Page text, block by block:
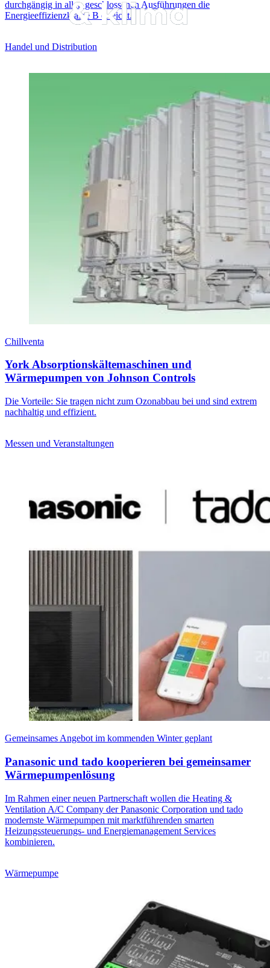
durchgängig in allen geschlossenen Ausführungen die
Energieeffizienzklasse B erreicht.
Handel und Distribution
Chillventa
York Absorptionskältemaschinen und
Wärmepumpen von Johnson Controls
Die Vorteile: Sie tragen nicht zum Ozonabbau bei und sind extrem
nachhaltig und effizient.
Messen und Veranstaltungen
Gemeinsames Angebot im kommenden Winter geplant
Panasonic und tado kooperieren bei gemeinsamer
Wärmepumpenlösung
Im Rahmen einer neuen Partnerschaft wollen die Heating &
Ventilation A/C Company der Panasonic Corporation und tado
modernste Wärmepumpen mit marktführenden smarten
Heizungssteuerungs- und Energiemanagement Services
kombinieren.
Wärmepumpe